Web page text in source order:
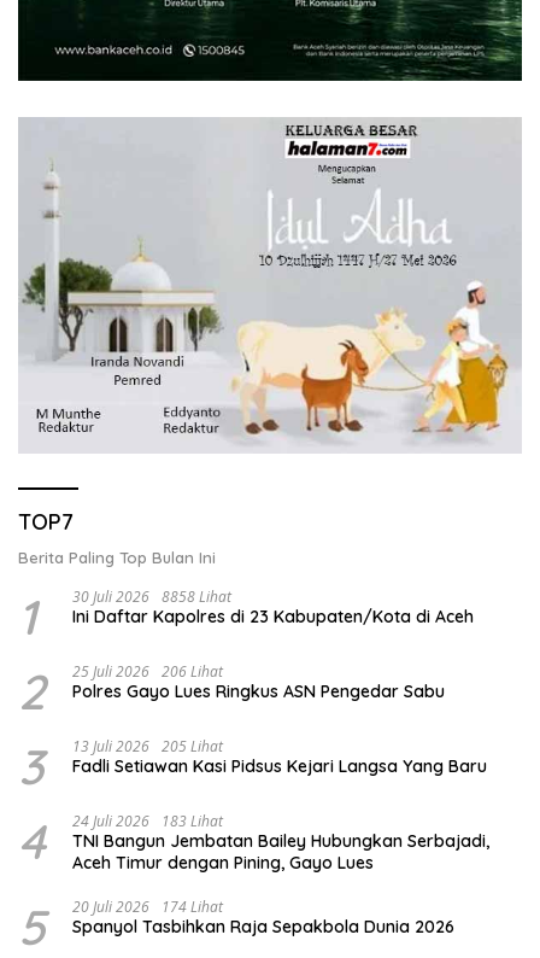
TOP7
Berita Paling Top Bulan Ini
1 30 Juli 2026 8858 Lihat
Ini Daftar Kapolres di 23 Kabupaten/Kota di Aceh
2 25 Juli 2026 206 Lihat
Polres Gayo Lues Ringkus ASN Pengedar Sabu
3 13 Juli 2026 205 Lihat
Fadli Setiawan Kasi Pidsus Kejari Langsa Yang Baru
4 24 Juli 2026 183 Lihat
TNI Bangun Jembatan Bailey Hubungkan Serbajadi,
Aceh Timur dengan Pining, Gayo Lues
5 20 Juli 2026 174 Lihat
Spanyol Tasbihkan Raja Sepakbola Dunia 2026